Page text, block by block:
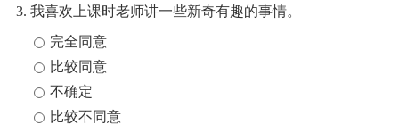
3. 我喜欢上课时老师讲一些新奇有趣的事情。
完全同意
比较同意
不确定
比较不同意